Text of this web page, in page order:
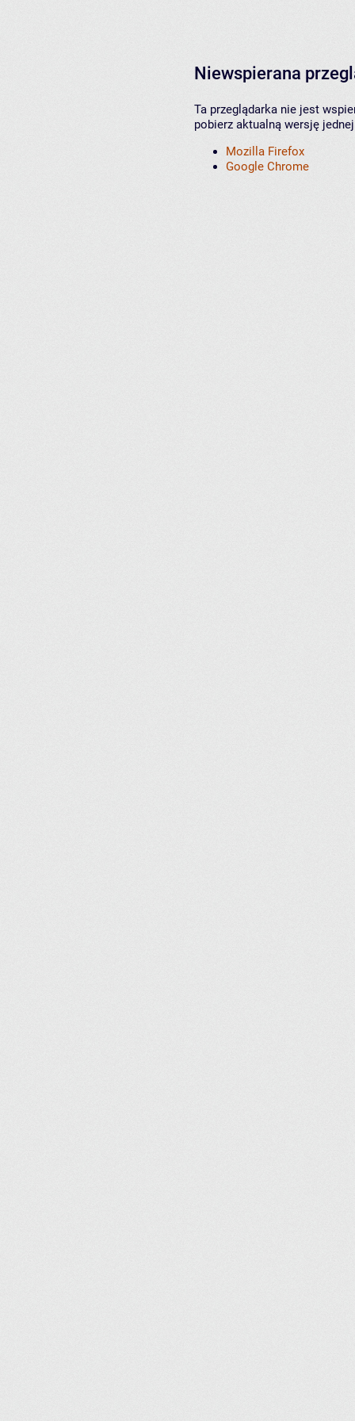
Niewspierana
Ta przeglądarka nie jest
pobierz aktualną wersję
Mozilla Firefox
Google Chrome